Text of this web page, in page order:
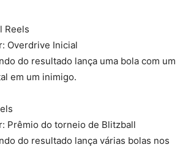
Reels
Overdrive Inicial
do resultado lança uma bola com um
em um inimigo.
Prêmio do torneio de Blitzball
do resultado lança várias bolas nos